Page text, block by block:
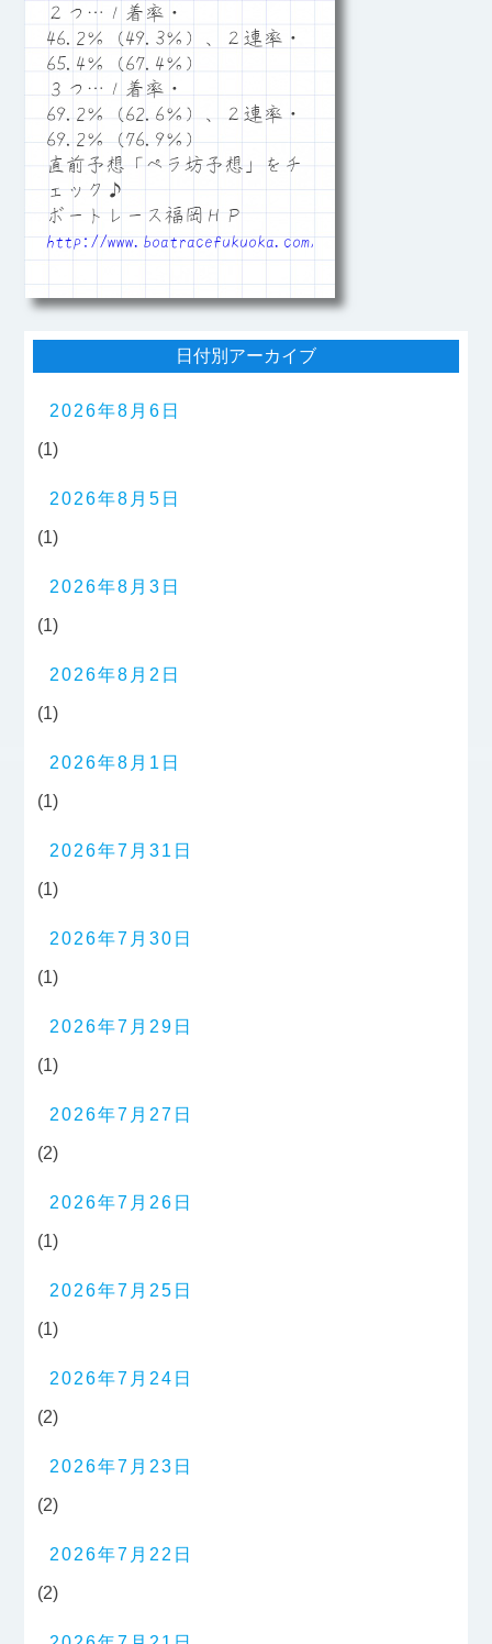
２つ…１着率・
46.2％（49.3％）、２連率・
65.4％（67.4％）
３つ…１着率・
69.2％（62.6％）、２連率・
69.2％（76.9％）
直前予想「ペラ坊予想」をチ
ェック♪
ボートレース福岡ＨＰ
http://www.boatracefukuoka.com/
日付別アーカイブ
2026年8月6日
(1)
2026年8月5日
(1)
2026年8月3日
(1)
2026年8月2日
(1)
2026年8月1日
(1)
2026年7月31日
(1)
2026年7月30日
(1)
2026年7月29日
(1)
2026年7月27日
(2)
2026年7月26日
(1)
2026年7月25日
(1)
2026年7月24日
(2)
2026年7月23日
(2)
2026年7月22日
(2)